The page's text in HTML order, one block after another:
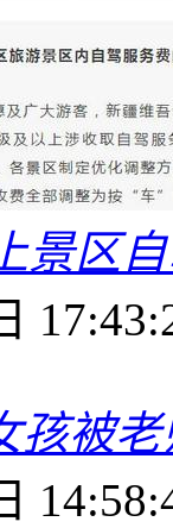
景区
孩被